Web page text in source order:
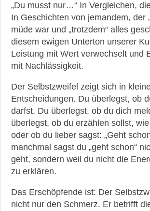
„Du musst nur…“ In Vergleichen,
In Geschichten von jemandem, der
müde war und „trotzdem“ alles
diesem ewigen Unterton unserer
Leistung mit Wert verwechselt und
mit Nachlässigkeit.
Der Selbstzweifel zeigt sich in
Entscheidungen. Du überlegst, ob
darfst. Du überlegst, ob du dich
überlegst, ob du erzählen sollst,
oder ob du lieber sagst: „Geht
manchmal sagst du „geht schon“
geht, sondern weil du nicht die
zu erklären.
Das Erschöpfende ist: Der
nicht nur den Schmerz. Er betrifft